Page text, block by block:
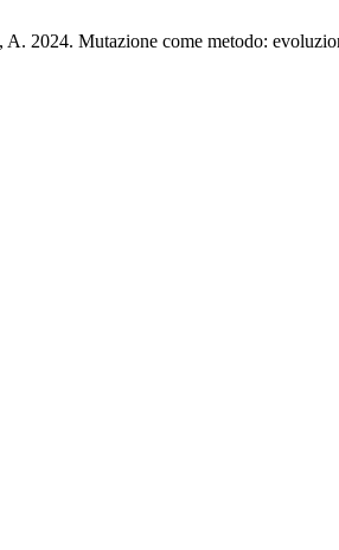
A. 2024. Mutazione come metodo: